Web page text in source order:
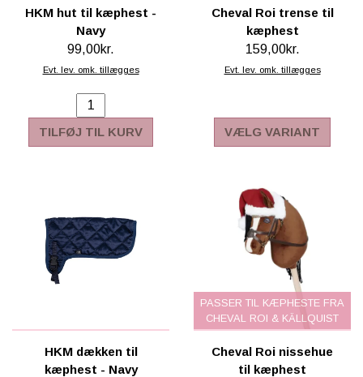
HKM hut til kæphest -
Navy
99,00kr.
Evt. lev. omk. tillægges
TILFØJ TIL KURV
Cheval Roi trense til
kæphest
159,00kr.
Evt. lev. omk. tillægges
VÆLG VARIANT
HKM dækken til
kæphest - Navy
PASSER TIL KÆPHESTE FRA
CHEVAL ROI & KÄLLQUIST
Cheval Roi nissehue
til kæphest